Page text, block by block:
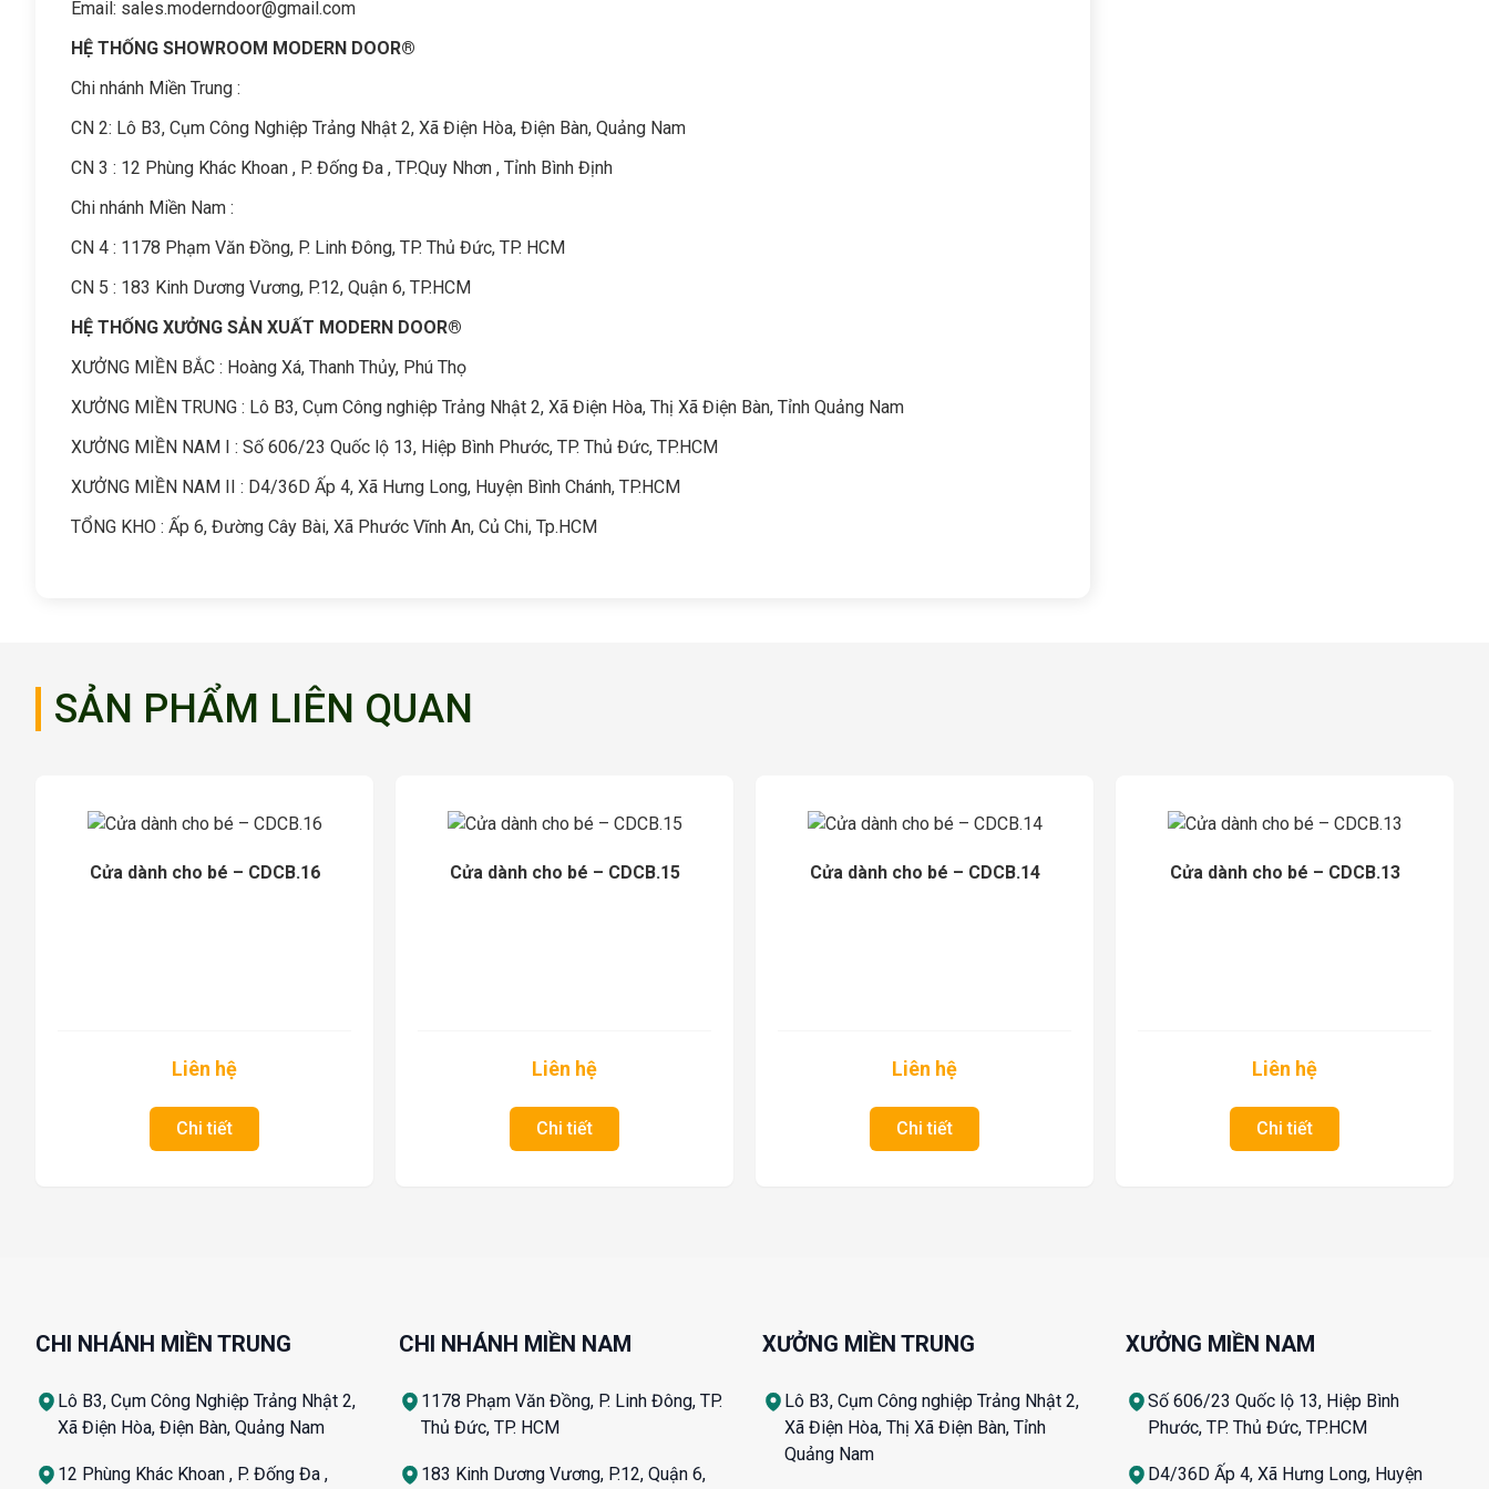
Email: sales.moderndoor@gmail.com
HỆ THỐNG SHOWROOM MODERN DOOR®
Chi nhánh Miền Trung :
CN 2: Lô B3, Cụm Công Nghiệp Trảng Nhật 2, Xã Điện Hòa, Điện Bàn, Quảng Nam
CN 3 : 12 Phùng Khác Khoan , P. Đống Đa , TP.Quy Nhơn , Tỉnh Bình Định
Chi nhánh Miền Nam :
CN 4 : 1178 Phạm Văn Đồng, P. Linh Đông, TP. Thủ Đức, TP. HCM
CN 5 : 183 Kinh Dương Vương, P.12, Quận 6, TP.HCM
HỆ THỐNG XƯỞNG SẢN XUẤT MODERN DOOR®
XƯỞNG MIỀN BẮC : Hoàng Xá, Thanh Thủy, Phú Thọ
XƯỞNG MIỀN TRUNG : Lô B3, Cụm Công nghiệp Trảng Nhật 2, Xã Điện Hòa, Thị Xã Điện Bàn, Tỉnh Quảng Nam
XƯỞNG MIỀN NAM I : Số 606/23 Quốc lộ 13, Hiệp Bình Phước, TP. Thủ Đức, TP.HCM
XƯỞNG MIỀN NAM II : D4/36D Ấp 4, Xã Hưng Long, Huyện Bình Chánh, TP.HCM
TỔNG KHO : Ấp 6, Đường Cây Bài, Xã Phước Vĩnh An, Củ Chi, Tp.HCM
SẢN PHẨM LIÊN QUAN
Cửa dành cho bé – CDCB.16
Liên hệ
Chi tiết
Cửa dành cho bé – CDCB.15
Liên hệ
Chi tiết
Cửa dành cho bé – CDCB.14
Liên hệ
Chi tiết
Cửa dành cho bé – CDCB.13
Liên hệ
Chi tiết
CHI NHÁNH MIỀN TRUNG
Lô B3, Cụm Công Nghiệp Trảng Nhật 2,
Xã Điện Hòa, Điện Bàn, Quảng Nam
12 Phùng Khác Khoan , P. Đống Đa ,
CHI NHÁNH MIỀN NAM
1178 Phạm Văn Đồng, P. Linh Đông, TP.
Thủ Đức, TP. HCM
183 Kinh Dương Vương, P.12, Quận 6,
XƯỞNG MIỀN TRUNG
Lô B3, Cụm Công nghiệp Trảng Nhật 2,
Xã Điện Hòa, Thị Xã Điện Bàn, Tỉnh
Quảng Nam
XƯỞNG MIỀN NAM
Số 606/23 Quốc lộ 13, Hiệp Bình
Phước, TP. Thủ Đức, TP.HCM
D4/36D Ấp 4, Xã Hưng Long, Huyện